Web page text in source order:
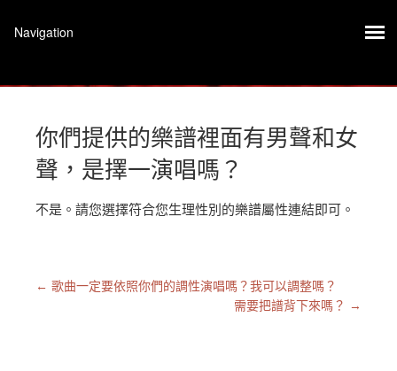
你們提供的樂譜裡面有男聲和女
聲，是擇一演唱嗎？
不是。請您選擇符合您生理性別的樂譜屬性連結即可。
← 歌曲一定要依照你們的調性演唱嗎？我可以調整嗎？
需要把譜背下來嗎？ →